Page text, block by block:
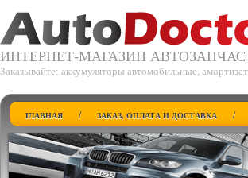
ИНТЕРНЕТ-МАГАЗИН
Заказывайте: аккумуляторы автомобильные,
ГЛАВНАЯ / ЗАКАЗ, ОПЛАТА И ДОСТАВКА /